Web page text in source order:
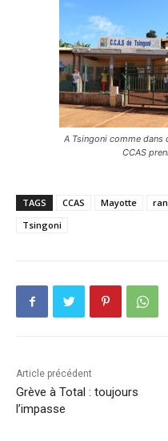
A Tsingoni comme dans
CCAS
TAGS CCAS Mayotte
Tsingoni
Article précédent
Grève à Total : toujours
l’impasse